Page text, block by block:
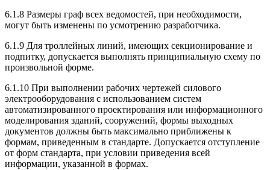
6.1.8 Размеры граф всех ведомостей, при необходимости,
могут быть изменены по усмотрению разработчика.
6.1.9 Для троллейных линий, имеющих секционирование и
подпитку, допускается выполнять принципиальную схему по
произвольной форме.
6.1.10 При выполнении рабочих чертежей силового
электрооборудования с использованием систем
автоматизированного проектирования или информационного
моделирования зданий, сооружений, формы выходных
документов должны быть максимально приближены к
формам, приведенным в стандарте. Допускается отступление
от форм стандарта, при условии приведения всей
информации, указанной в формах.